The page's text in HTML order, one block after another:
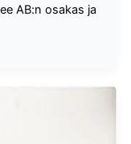
AB:n osakas ja